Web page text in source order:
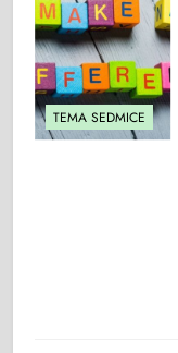
TEMA SEDMICE